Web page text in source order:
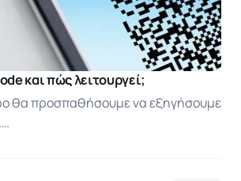
και πώς λειτουργεί;
θα προσπαθήσουμε να εξηγήσουμε